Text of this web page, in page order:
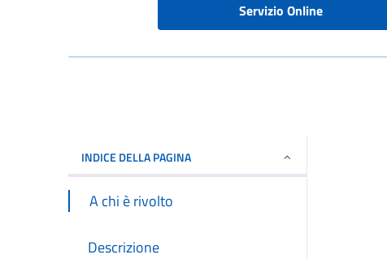
Servizio Online
INDICE DELLA PAGINA
A chi è rivolto
Descrizione